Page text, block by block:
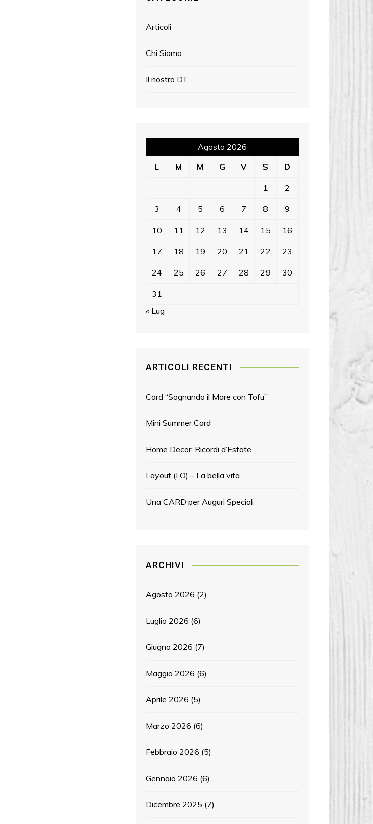
Articoli
Chi Siamo
Il nostro DT
Agosto 2026
L
M M G V S D
1 2
3 4 5 6 7 8 9
10 11 12 13 14 15 16
17 18 19 20 21 22 23
24 25 26 27 28 29 30
31
« Lug
ARTICOLI RECENTI
Card “Sognando il Mare con Tofu”
Mini Summer Card
Home Decor: Ricordi d’Estate
Layout (LO) – La bella vita
Una CARD per Auguri Speciali
ARCHIVI
Agosto 2026 (2)
Luglio 2026 (6)
Giugno 2026 (7)
Maggio 2026 (6)
Aprile 2026 (5)
Marzo 2026 (6)
Febbraio 2026 (5)
Gennaio 2026 (6)
Dicembre 2025 (7)